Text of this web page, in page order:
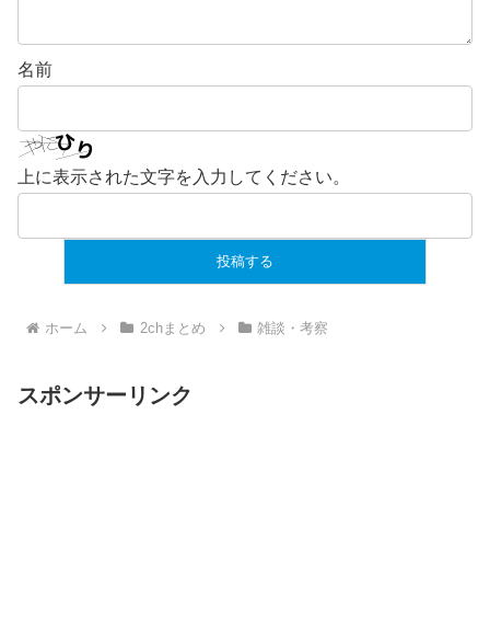
名前
上に表示された文字を入力してください。
ホーム 2chまとめ 雑談・考察
スポンサーリンク